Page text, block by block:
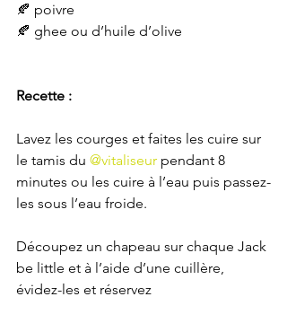
🍂 poivre
🍂 ghee ou d’huile d’olive
Recette :
Lavez les courges et faites les cuire sur
le tamis du @vitaliseur pendant 8
minutes ou les cuire à l’eau puis passez-
les sous l’eau froide.
Découpez un chapeau sur chaque Jack
be little et à l’aide d’une cuillère,
évidez-les et réservez